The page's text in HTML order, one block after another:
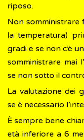
riposo.
Non somministrare
la temperatura)
gradi e se non c’è
somministrare mai
se non sotto il
La valutazione dei
se è necessario
È sempre bene
età inferiore a 6